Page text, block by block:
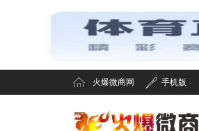
火爆微商网 手机版